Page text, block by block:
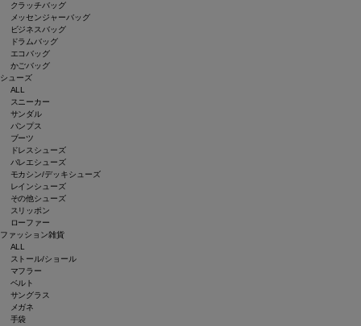
クラッチバッグ
メッセンジャーバッグ
ビジネスバッグ
ドラムバッグ
エコバッグ
かごバッグ
シューズ
ALL
スニーカー
サンダル
パンプス
ブーツ
ドレスシューズ
バレエシューズ
モカシン/デッキシューズ
レインシューズ
その他シューズ
スリッポン
ローファー
ファッション雑貨
ALL
ストール/ショール
マフラー
ベルト
サングラス
メガネ
手袋